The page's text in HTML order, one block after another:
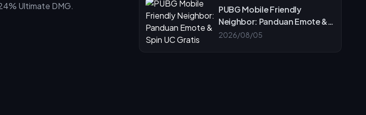
PUBG Mobile Friendly
Neighbor: Panduan Emote &
Spin UC Gratis
2026/08/05
Ultimate DMG.